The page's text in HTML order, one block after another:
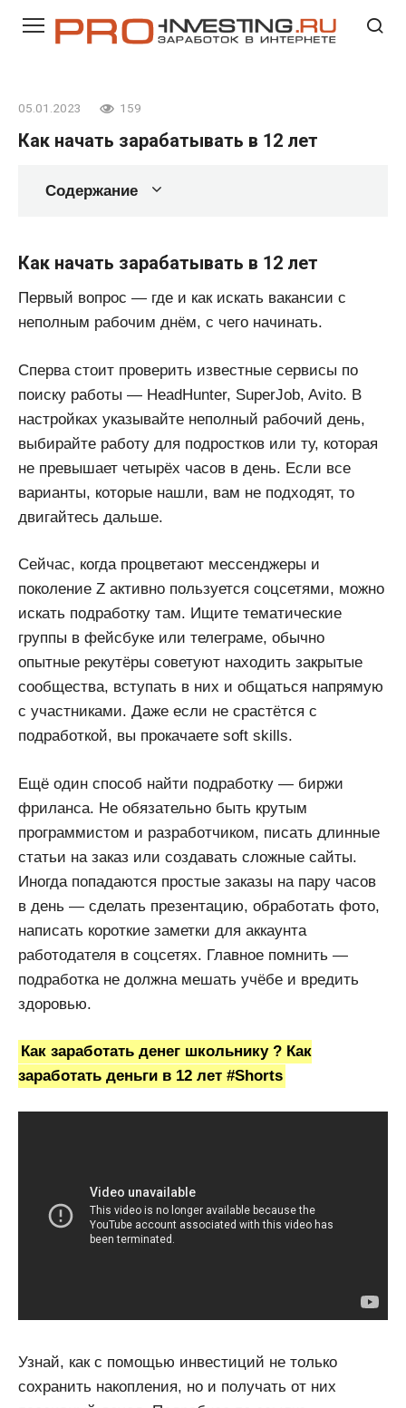
05.01.2023 159
Как начать зарабатывать в 12 лет
Содержание
Как начать зарабатывать в 12 лет
Первый вопрос — где и как искать вакансии с
неполным рабочим днём, с чего начинать.
Сперва стоит проверить известные сервисы по
поиску работы — HeadHunter, SuperJob, Avito. В
настройках указывайте неполный рабочий день,
выбирайте работу для подростков или ту, которая
не превышает четырёх часов в день. Если все
варианты, которые нашли, вам не подходят, то
двигайтесь дальше.
Сейчас, когда процветают мессенджеры и
поколение Z активно пользуется соцсетями, можно
искать подработку там. Ищите тематические
группы в фейсбуке или телеграме, обычно
опытные рекутёры советуют находить закрытые
сообщества, вступать в них и общаться напрямую
с участниками. Даже если не срастётся с
подработкой, вы прокачаете soft skills.
Ещё один способ найти подработку — биржи
фриланса. Не обязательно быть крутым
программистом и разработчиком, писать длинные
статьи на заказ или создавать сложные сайты.
Иногда попадаются простые заказы на пару часов
в день — сделать презентацию, обработать фото,
написать короткие заметки для аккаунта
работодателя в соцсетях. Главное помнить —
подработка не должна мешать учёбе и вредить
здоровью.
Как заработать денег школьнику ? Как
заработать деньги в 12 лет #Shorts
Узнай, как с помощью инвестиций не только
сохранить накопления, но и получать от них